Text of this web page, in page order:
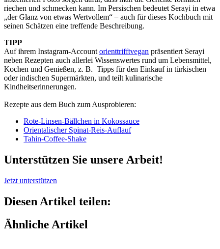
riechen und schmecken kann. Im Persischen bedeutet Serayi in etwa
„der Glanz von etwas Wertvollem“ – auch für dieses Kochbuch mit
seinen Schätzen eine treffende Beschreibung.
TIPP
Auf ihrem Instagram-Account orienttrifftvegan präsentiert Serayi
neben Rezepten auch allerlei Wissenswertes rund um Lebensmittel,
Kochen und Genießen, z. B. Tipps für den Einkauf in türkischen
oder indischen Supermärkten, und teilt kulinarische
Kindheitserinnerungen.
Rezepte aus dem Buch zum Ausprobieren:
Rote-Linsen-Bällchen in Kokossauce
Orientalischer Spinat-Reis-Auflauf
Tahin-Coffee-Shake
Unterstützen Sie unsere Arbeit!
Jetzt unterstützen
Diesen Artikel teilen:
Ähnliche Artikel